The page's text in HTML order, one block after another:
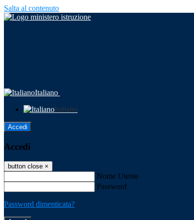
Salta al contenuto
Italiano
Italiano
Accedi
Accedi
button close ×
Nome Utente
Password
Password dimenticata?